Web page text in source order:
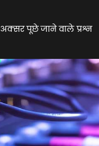
अक्सर पूछे जाने वाले प्रश्न